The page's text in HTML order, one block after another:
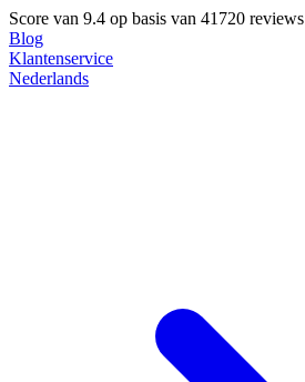
Score van 9.4 op basis van 41720 reviews
Blog
Klantenservice
Nederlands